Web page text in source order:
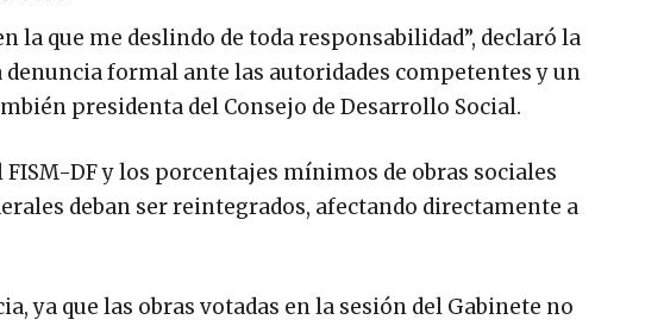
la que me deslindo de toda responsabilidad”, declaró la
formal ante las autoridades competentes y un
presidenta del Consejo de Desarrollo Social.
DF y los porcentajes mínimos de obras sociales
deban ser reintegrados, afectando directamente a
que las obras votadas en la sesión del Gabinete no